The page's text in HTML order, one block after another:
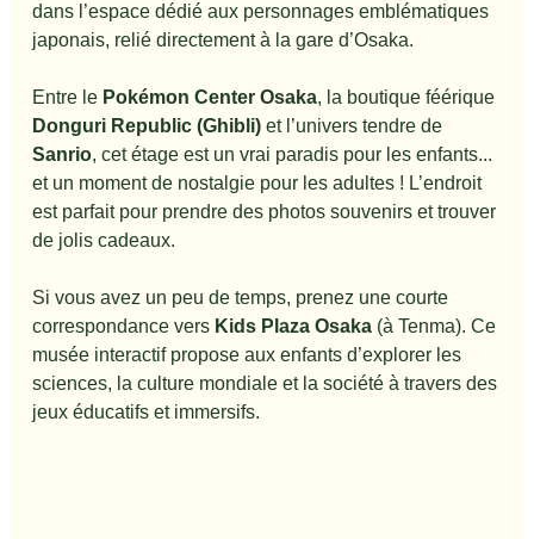
dans l’espace dédié aux personnages emblématiques
japonais, relié directement à la gare d’Osaka.
Entre le Pokémon Center Osaka, la boutique féérique
Donguri Republic (Ghibli) et l’univers tendre de
Sanrio, cet étage est un vrai paradis pour les enfants...
et un moment de nostalgie pour les adultes ! L’endroit
est parfait pour prendre des photos souvenirs et trouver
de jolis cadeaux.
Si vous avez un peu de temps, prenez une courte
correspondance vers Kids Plaza Osaka (à Tenma). Ce
musée interactif propose aux enfants d’explorer les
sciences, la culture mondiale et la société à travers des
jeux éducatifs et immersifs.